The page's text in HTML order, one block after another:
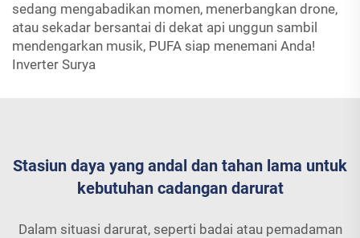
sedang mengabadikan momen, menerbangkan drone,
atau sekadar bersantai di dekat api unggun sambil
mendengarkan musik, PUFA siap menemani Anda!
Inverter Surya
Stasiun daya yang andal dan tahan lama untuk
kebutuhan cadangan darurat
Dalam situasi darurat, seperti badai atau pemadaman